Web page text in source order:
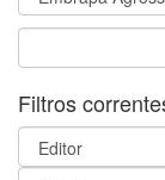
Filtros